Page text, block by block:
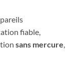
fiable,
sans mercure,